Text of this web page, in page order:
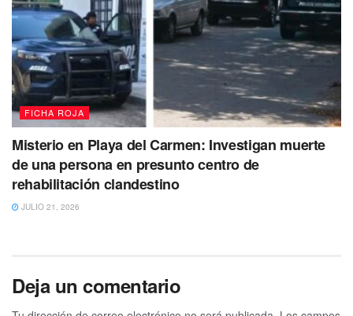
FICHA ROJA
Misterio en Playa del Carmen: Investigan muerte
de una persona en presunto centro de
rehabilitación clandestino
JULIO 21, 2026
Deja un comentario